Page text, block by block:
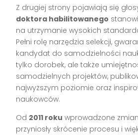
Z drugiej strony pojawiają się
doktora habilitowanego
na utrzymanie wysokich
Pełni rolę narzędzia selekcji,
kandydat do samodzielności
tylko dorobek, ale także
samodzielnych projektów,
najwyższym poziomie oraz
naukowców.
Od 2011 roku wprowadzone
przyniosły skrócenie procesu i